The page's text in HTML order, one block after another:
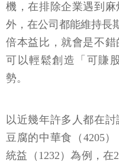
機，在排除企業遇到
外，在公司都能維持長
倍本益比，就會是不
可以輕鬆創造「可賺
勢。
以近幾年許多人都在
豆腐的中華食（4205
統益（1232）為例，在